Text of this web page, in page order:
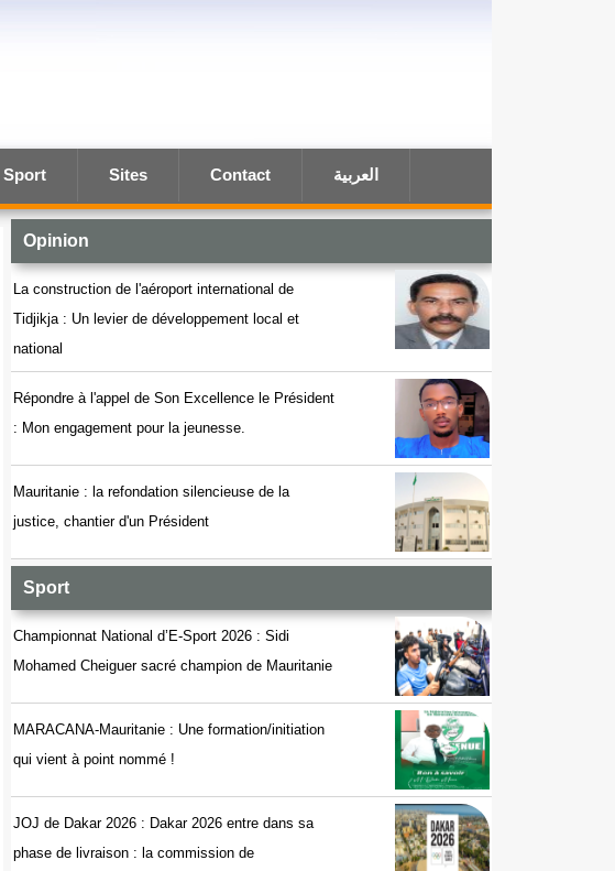
Sport Sites Contact العربية
Opinion
La construction de l'aéroport international de
Tidjikja : Un levier de développement local et
national
Répondre à l'appel de Son Excellence le Président
: Mon engagement pour la jeunesse.
Mauritanie : la refondation silencieuse de la
justice, chantier d'un Président
Sport
Championnat National d’E-Sport 2026 : Sidi
Mohamed Cheiguer sacré champion de Mauritanie
MARACANA-Mauritanie : Une formation/initiation
qui vient à point nommé !
JOJ de Dakar 2026 : Dakar 2026 entre dans sa
phase de livraison : la commission de